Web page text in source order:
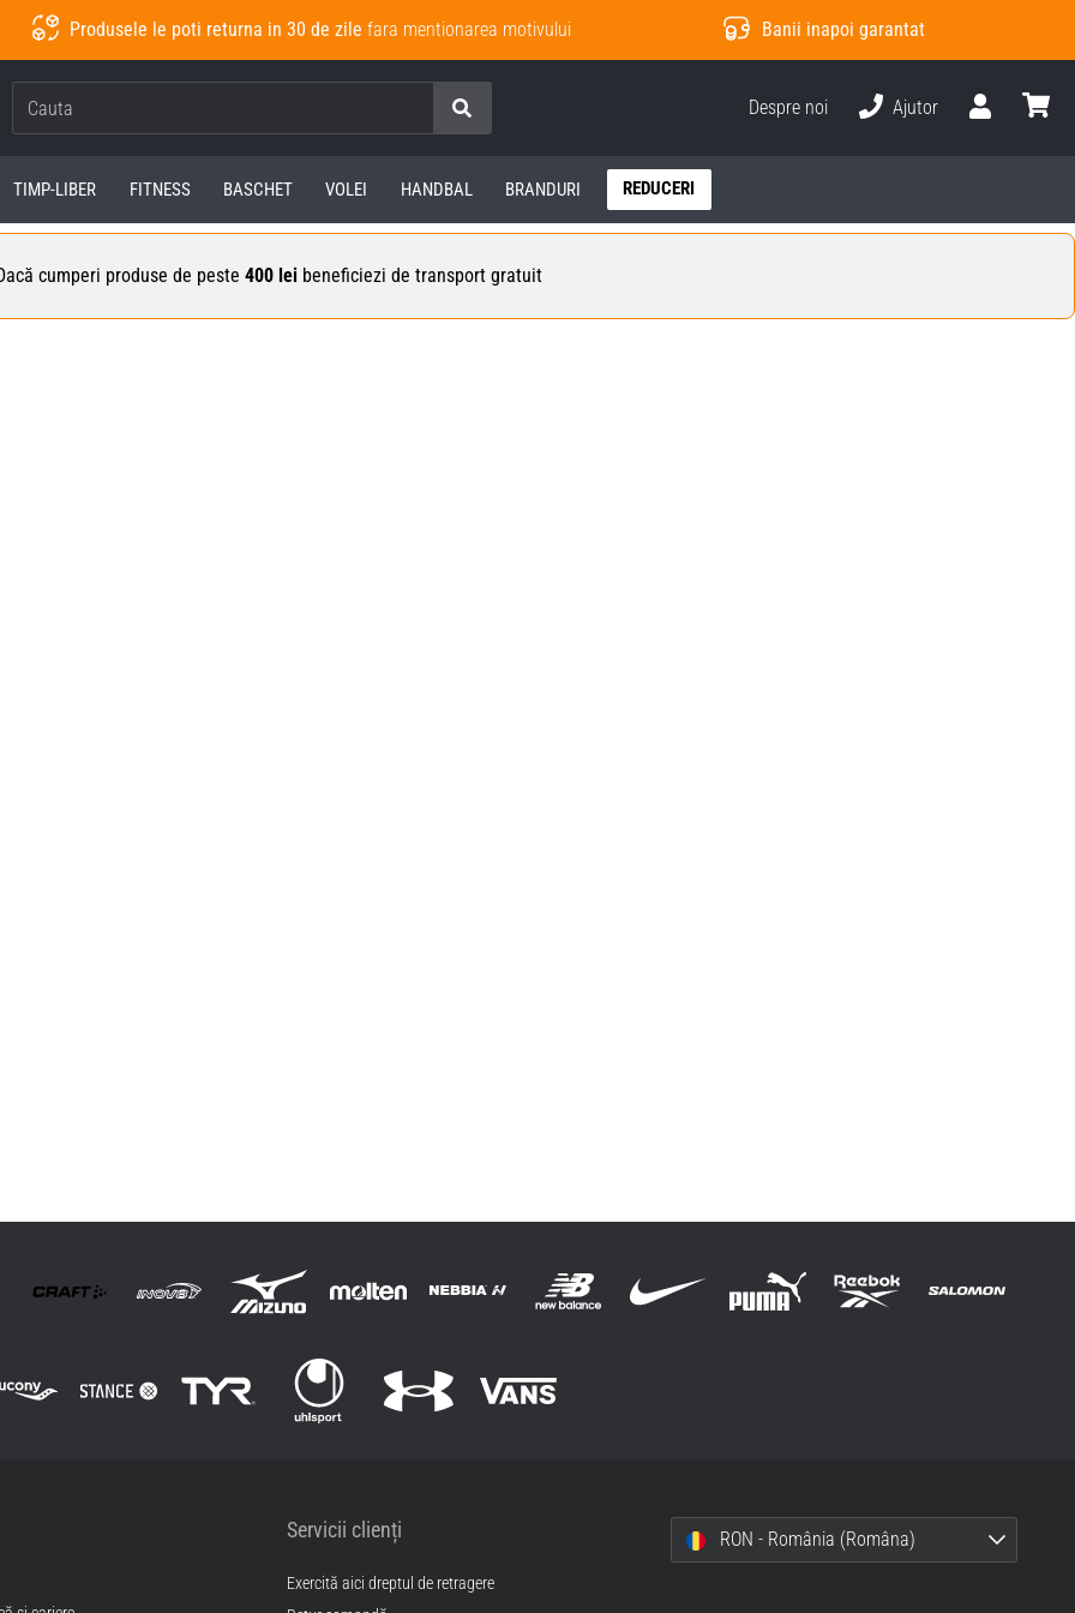
Produsele le poti returna in 30 de zile fara mentionarea motivului Banii inapoi garantat
Cauta
Despre noi
Ajutor
TIMP-LIBER FITNESS BASCHET VOLEI HANDBAL BRANDURI REDUCERI
cumperi produse de peste 400 lei beneficiezi de transport gratuit
Servicii clienți
Exercită aici dreptul de retragere
RON - România (Româna)